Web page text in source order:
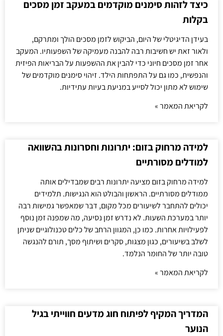
כיצד לזהות סימנים מוקדמים במעקב זמן מסכים
בקלות
בעידן הדיגיטלי של היום, הביקוש לזמן מסכים הולך ומתרקם,
ולאור זאת יש חשיבות רבה להבנה מעמיקה של השפעותיו. המעקב
אחר זמן מסכים חיוני כדי להבין את ההשפעות על הבריאות הפיזית
והנפשית, כמו גם על התפתחות הילד. זיהוי סימנים מוקדמים של
שימוש לא מתון יכול לסייע במניעת בעיות עתידיות.
לקריאת המאמר »
למידה מרחוק בזום: יתרונות וחסרונות בהשוואה
למודלים מסורתיים
למידה מרחוק בזום מציעה יתרונות רבים שמבדילים אותה
ממודלים מסורתיים. הראשון והבולט הוא הנגישות. תלמידים
יכולים להתחבר לשיעורים מכל מקום, דבר שמאפשר גמישות רבה
יותר במערכת השעות. לא נדרש זמן נסיעה, מה שמפנה זמן נוסף
לפעילויות אחרות. כמו כן, המגוון הרחב של כלים טכנולוגיים שניתן
לשלב בשיעורים, כגון מצגות, סקרים ושיתוף מסך, תורם להנגשה
טובה יותר של החומר הנלמד.
לקריאת המאמר »
המדריך המקיף לפיתוח חוג מדעים חווייתי בגיל
הנוער